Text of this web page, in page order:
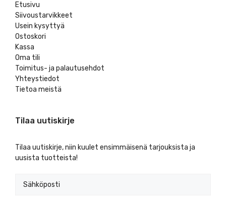
Etusivu
Siivoustarvikkeet
Usein kysyttyä
Ostoskori
Kassa
Oma tili
Toimitus- ja palautusehdot
Yhteystiedot
Tietoa meistä
Tilaa uutiskirje
Tilaa uutiskirje, niin kuulet ensimmäisenä tarjouksista ja
uusista tuotteista!